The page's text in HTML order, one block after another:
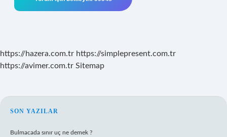
https://hazera.com.tr https://simplepresent.com.tr
https://avimer.com.tr Sitemap
SIDEBAR
SON YAZILAR
Bulmacada sınır uç ne demek ?